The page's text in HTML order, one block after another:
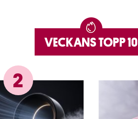
VECKANS TOPP 10
2